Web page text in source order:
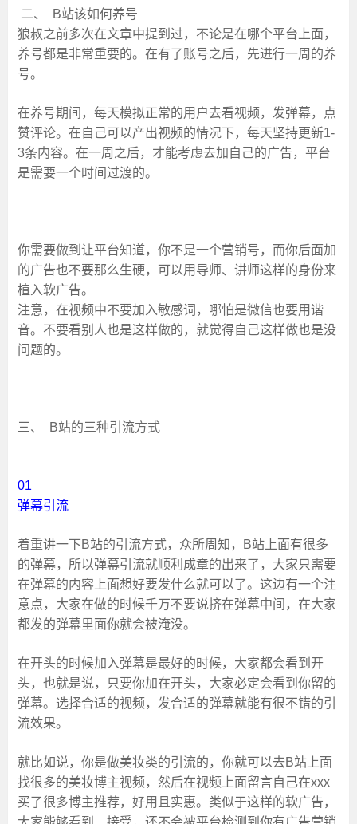
二、 B站该如何养号
狼叔之前多次在文章中提到过，不论是在哪个平台上面，
养号都是非常重要的。在有了账号之后，先进行一周的养
号。
在养号期间，每天模拟正常的用户去看视频，发弹幕，点
赞评论。在自己可以产出视频的情况下，每天坚持更新1-
3条内容。在一周之后，才能考虑去加自己的广告，平台
是需要一个时间过渡的。
你需要做到让平台知道，你不是一个营销号，而你后面加
的广告也不要那么生硬，可以用导师、讲师这样的身份来
植入软广告。
注意，在视频中不要加入敏感词，哪怕是微信也要用谐
音。不要看别人也是这样做的，就觉得自己这样做也是没
问题的。
三、 B站的三种引流方式
01
弹幕引流
着重讲一下B站的引流方式，众所周知，B站上面有很多
的弹幕，所以弹幕引流就顺利成章的出来了，大家只需要
在弹幕的内容上面想好要发什么就可以了。这边有一个注
意点，大家在做的时候千万不要说挤在弹幕中间，在大家
都发的弹幕里面你就会被淹没。
在开头的时候加入弹幕是最好的时候，大家都会看到开
头，也就是说，只要你加在开头，大家必定会看到你留的
弹幕。选择合适的视频，发合适的弹幕就能有很不错的引
流效果。
就比如说，你是做美妆类的引流的，你就可以去B站上面
找很多的美妆博主视频，然后在视频上面留言自己在xxx
买了很多博主推荐，好用且实惠。类似于这样的软广告，